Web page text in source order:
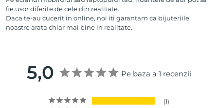
fie usor diferite de cele din realitate.
Daca te-au cucerit in online, noi iti garantam ca bijuteriile
noastre arata chiar mai bine in realitate.
5,0 Pe baza a 1 recenzii
1